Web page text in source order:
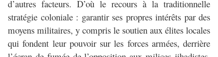
d’autres facteurs. D’où le recours à la traditionnelle
stratégie coloniale : garantir ses propres intérêts par des
moyens militaires, y compris le soutien aux élites locales
qui fondent leur pouvoir sur les forces armées, derrière